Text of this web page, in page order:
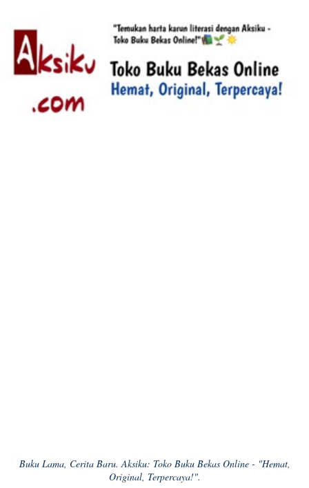
Buku Lama, Cerita Baru. Aksiku: Toko Buku Bekas Online - "Hemat,
Original, Terpercaya!".